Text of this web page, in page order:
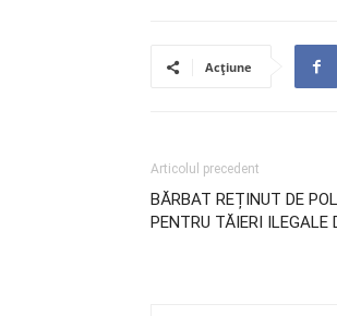
Acțiune
Articolul precedent
BĂRBAT REȚINUT DE
PENTRU TĂIERI ILEGALE